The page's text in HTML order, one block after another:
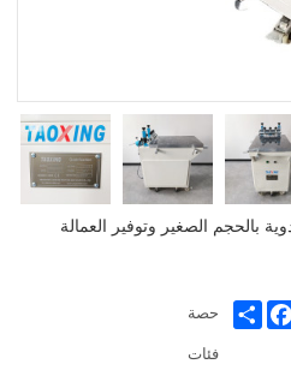
بالحجم الصغير وتوفير العمالة
حصة Share
فئات